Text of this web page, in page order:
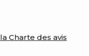
la Charte des avis